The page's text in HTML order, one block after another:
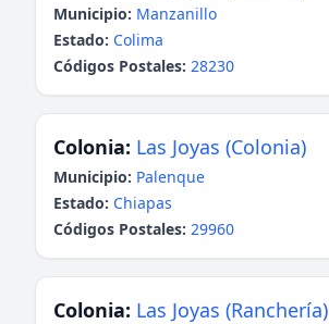
Municipio: Manzanillo
Estado: Colima
Códigos Postales: 28230
Colonia: Las Joyas (Colonia)
Municipio: Palenque
Estado: Chiapas
Códigos Postales: 29960
Colonia: Las Joyas (Ranchería)